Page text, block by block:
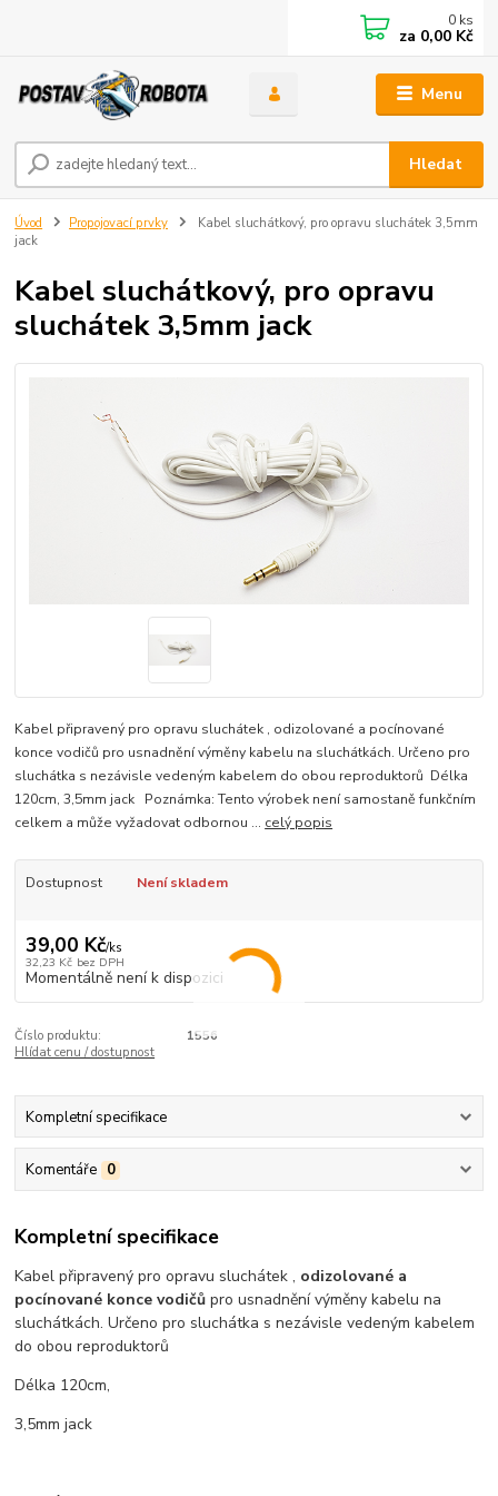
Menu
Hledat
0 ks
za 0,00 Kč
Úvod Propojovací prvky
Kabel sluchátkový, pro opravu sluchátek 3,5mm
jack
Kabel sluchátkový, pro opravu
sluchátek 3,5mm jack
Kabel připravený pro opravu sluchátek , odizolované a pocínované
konce vodičů pro usnadnění výměny kabelu na sluchátkách. Určeno pro
sluchátka s nezávisle vedeným kabelem do obou reproduktorů Délka
120cm, 3,5mm jack Poznámka: Tento výrobek není samostaně funkčním
celkem a může vyžadovat odbornou ... celý popis
Dostupnost Není skladem
39,00 Kč/ks
32,23 Kč bez DPH
Momentálně není k dispozici
Číslo produktu:
1556
Hlídat cenu / dostupnost
Kompletní specifikace
Komentáře 0
Kompletní specifikace
Kabel připravený pro opravu sluchátek , odizolované a
pocínované konce vodičůpro usnadnění výměny kabelu na
sluchátkách. Určeno pro sluchátka s nezávisle vedeným kabelem
do obou reproduktorů
Délka 120cm,
3,5mm jack